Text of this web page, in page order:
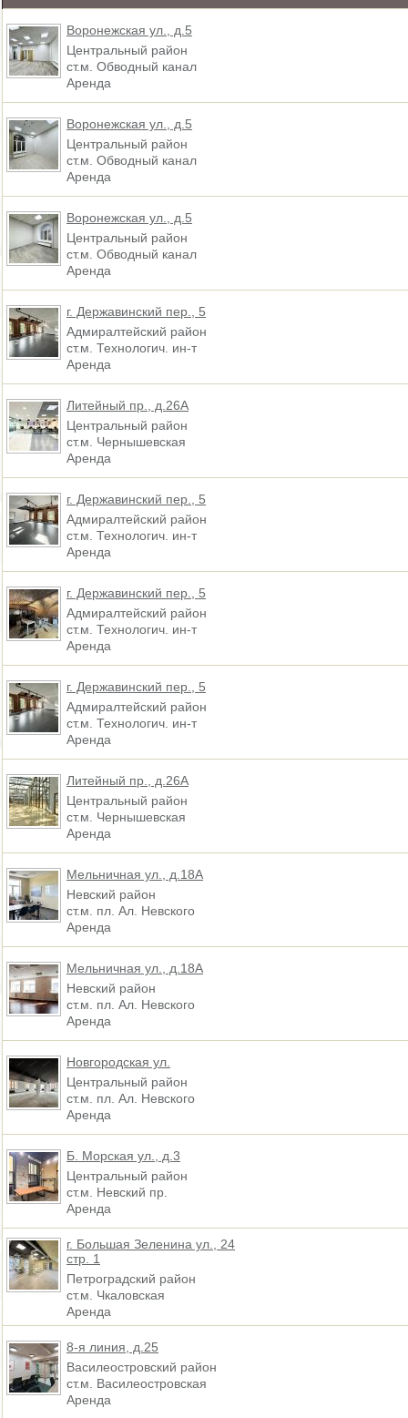
Воронежская ул., д.5
Центральный район
ст.м. Обводный канал
Аренда
Воронежская ул., д.5
Центральный район
ст.м. Обводный канал
Аренда
Воронежская ул., д.5
Центральный район
ст.м. Обводный канал
Аренда
г. Державинский пер., 5
Адмиралтейский район
ст.м. Технологич. ин-т
Аренда
Литейный пр., д.26А
Центральный район
ст.м. Чернышевская
Аренда
г. Державинский пер., 5
Адмиралтейский район
ст.м. Технологич. ин-т
Аренда
г. Державинский пер., 5
Адмиралтейский район
ст.м. Технологич. ин-т
Аренда
г. Державинский пер., 5
Адмиралтейский район
ст.м. Технологич. ин-т
Аренда
Литейный пр., д.26А
Центральный район
ст.м. Чернышевская
Аренда
Мельничная ул., д.18А
Невский район
ст.м. пл. Ал. Невского
Аренда
Мельничная ул., д.18А
Невский район
ст.м. пл. Ал. Невского
Аренда
Новгородская ул.
Центральный район
ст.м. пл. Ал. Невского
Аренда
Б. Морская ул., д.3
Центральный район
ст.м. Невский пр.
Аренда
г. Большая Зеленина ул., 24
стр. 1
Петроградский район
ст.м. Чкаловская
Аренда
8-я линия, д.25
Василеостровский район
ст.м. Василеостровская
Аренда